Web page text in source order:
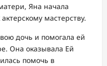
Яна начала
мастерству.
дочь и помогала ей
Она оказывала Ей
помочь в